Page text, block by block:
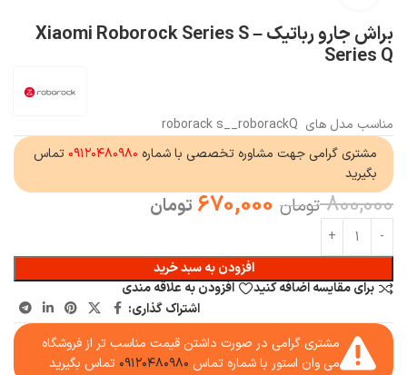
براش جارو رباتیک Xiaomi Roborock Series S –
Series Q
مناسب مدل های roborack s__roborackQ
مشتری گرامی جهت مشاوره تخصصی با شماره ۰۹۱۲۰۴۸۰۹۸۰ تماس
بگیرید
800,000 تومان 670,000 تومان
افزودن به سبد خرید
برای مقایسه اضافه کنید
افزودن به علاقه مندی
اشتراک گذاری:
مشتری گرامی در صورت داشتن قیمت مناسب تر از فروشگاه
می وان استور با شماره تماس ۰۹۱۲۰۴۸۰۹۸۰ تماس بگیرید